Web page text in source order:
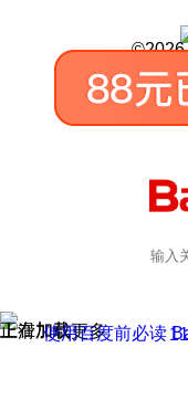
©2026
正在加载
上滑加载更多
使用百度前必读京